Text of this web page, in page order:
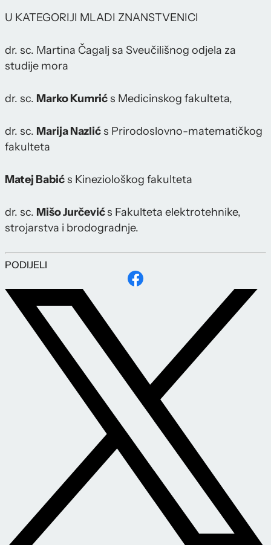
U KATEGORIJI MLADI ZNANSTVENICI
dr. sc. Martina Čagalj sa Sveučilišnog odjela za
studije mora
dr. sc. Marko Kumrićs Medicinskog fakulteta,
dr. sc. Marija Nazlićs Prirodoslovno-matematičkog
fakulteta
Matej Babićs Kineziološkog fakulteta
dr. sc. Mišo Jurčevićs Fakulteta elektrotehnike,
strojarstva i brodogradnje.
PODIJELI